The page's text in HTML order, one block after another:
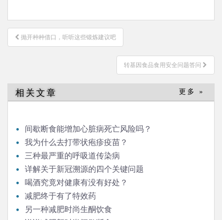
文
章
抛开种种借口，听听这些锻炼建议吧
转基因食品食用安全问题答问
相关文章 更多 »
间歇断食能增加心脏病死亡风险吗？
我为什么去打带状疱疹疫苗？
三种最严重的呼吸道传染病
详解关于新冠溯源的四个关键问题
喝酒究竟对健康有没有好处？
减肥终于有了特效药
另一种减肥时尚生酮饮食